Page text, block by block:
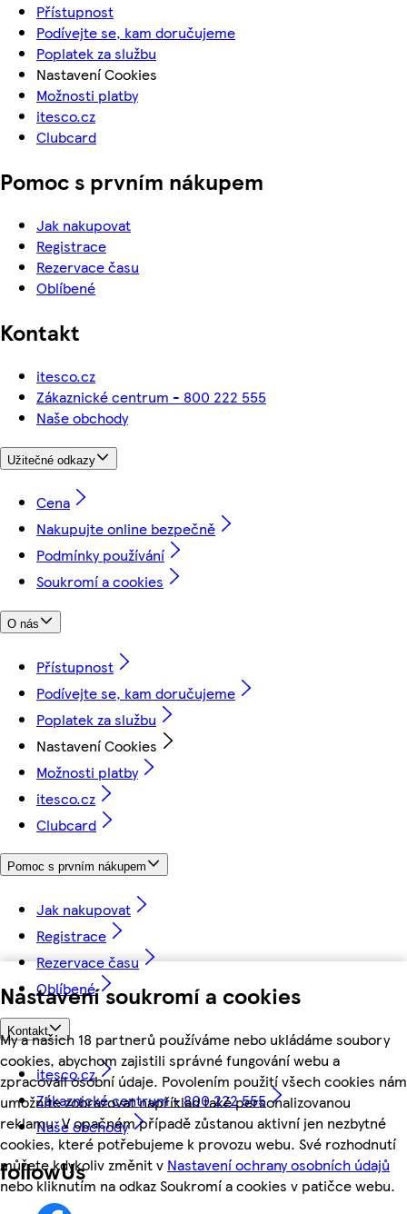
Nastavení soukromí a cookies
My a našich 18 partnerů používáme nebo ukládáme soubory
cookies, abychom zajistili správné fungování webu a
zpracovali osobní údaje. Povolením použití všech cookies nám
umožníte zobrazovat například také personalizovanou
reklamu. V opačném případě zůstanou aktivní jen nezbytné
cookies, které potřebujeme k provozu webu. Své rozhodnutí
můžete kdykoliv změnit v Nastavení ochrany osobních údajů
nebo kliknutím na odkaz Soukromí a cookies v patičce webu.
Přístupnost
Podívejte se, kam doručujeme
Poplatek za službu
Nastavení Cookies
Možnosti platby
itesco.cz
Clubcard
Pomoc s prvním nákupem
Jak nakupovat
Registrace
Rezervace času
Oblíbené
Kontakt
itesco.cz
Zákaznické centrum - 800 222 555
Naše obchody
Užitečné odkazy
Cena
Nakupujte online bezpečně
Podmínky používání
Soukromí a cookies
O nás
Přístupnost
Podívejte se, kam doručujeme
Poplatek za službu
Nastavení Cookies
Možnosti platby
itesco.cz
Clubcard
Pomoc s prvním nákupem
Jak nakupovat
Registrace
Rezervace času
Oblíbené
Kontakt
itesco.cz
Zákaznické centrum - 800 222 555
Naše obchody
followUs